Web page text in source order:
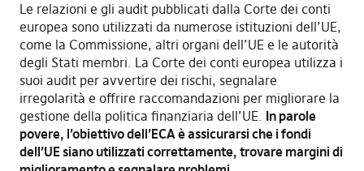
Le relazioni e gli audit pubblicati dalla Corte dei conti
europea sono utilizzati da numerose istituzioni dell’UE,
come la Commissione, altri organi dell’UE e le autorità
degli Stati membri. La Corte dei conti europea utilizza i
suoi audit per avvertire dei rischi, segnalare
irregolarità e offrire raccomandazioni per migliorare la
gestione della politica finanziaria dell’UE. In parole
povere, l’obiettivo dell’ECA è assicurarsi che i fondi
dell’UE siano utilizzati correttamente, trovare margini di